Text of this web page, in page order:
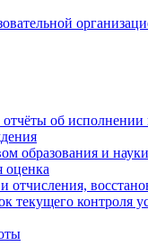
об
образования и
оценка
отчисления,
текущего контроля